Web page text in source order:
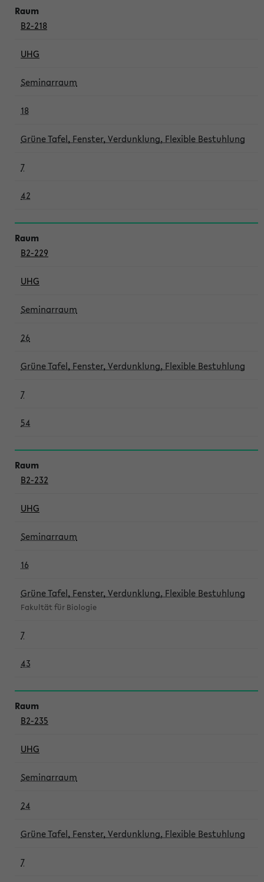
B2-218
UHG
Seminarraum
18
Grüne Tafel, Fenster, Verdunklung, Flexible Bestuhlung
7
42
B2-229
UHG
Seminarraum
26
Grüne Tafel, Fenster, Verdunklung, Flexible Bestuhlung
7
54
B2-232
UHG
Seminarraum
16
Grüne Tafel, Fenster, Verdunklung, Flexible Bestuhlung
Fakultät für Biologie
7
43
B2-235
UHG
Seminarraum
24
Grüne Tafel, Fenster, Verdunklung, Flexible Bestuhlung
7